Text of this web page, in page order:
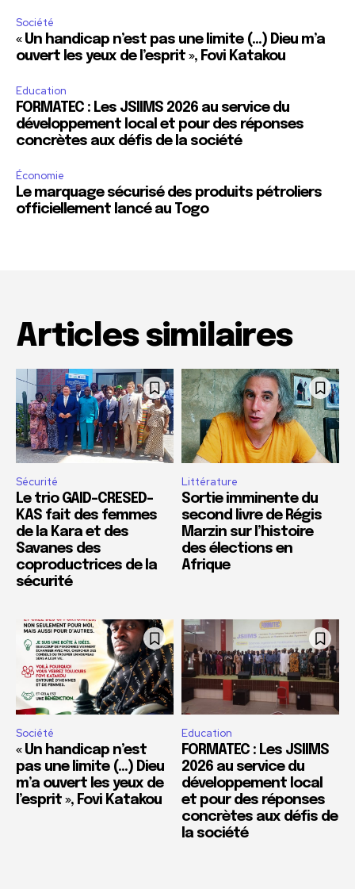
Société
« Un handicap n’est pas une limite (…) Dieu m’a
ouvert les yeux de l’esprit », Fovi Katakou
Education
FORMATEC : Les JSIIMS 2026 au service du
développement local et pour des réponses
concrètes aux défis de la société
Économie
Le marquage sécurisé des produits pétroliers
officiellement lancé au Togo
Articles similaires
Sécurité
Le trio GAID-CRESED-
KAS fait des femmes
de la Kara et des
Savanes des
coproductrices de la
sécurité
Littérature
Sortie imminente du
second livre de Régis
Marzin sur l’histoire
des élections en
Afrique
Société
« Un handicap n’est
pas une limite (…) Dieu
m’a ouvert les yeux de
l’esprit », Fovi Katakou
Education
FORMATEC : Les JSIIMS
2026 au service du
développement local
et pour des réponses
concrètes aux défis de
la société